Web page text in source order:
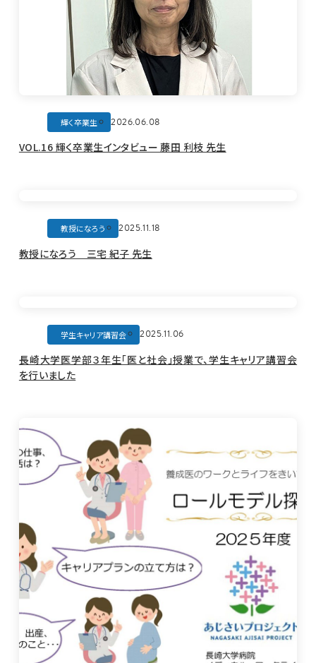
輝く卒業生
2026.06.08
VOL.16 輝く卒業生インタビュー 藤田 利枝 先生
教授になろう
2025.11.18
教授になろう 三宅 紀子 先生
学生キャリア講習会
2025.11.06
長崎大学医学部３年生「医と社会」授業で、学生キャリア講習会
を行いました